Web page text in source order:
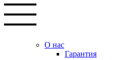
О нас
Гарантия